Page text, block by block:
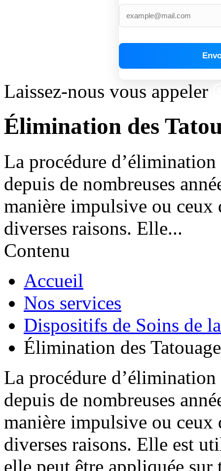
Laissez-nous vous appeler
Élimination des
La procédure d’élimination
depuis de nombreuses
manière impulsive ou ceux
diverses raisons. Elle...
Contenu
Accueil
Nos services
Dispositifs de Soins de
Élimination des
La procédure d’élimination
depuis de nombreuses
manière impulsive ou ceux
diverses raisons. Elle est
elle peut être appliquée sur